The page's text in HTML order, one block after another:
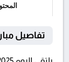
تفاصيل